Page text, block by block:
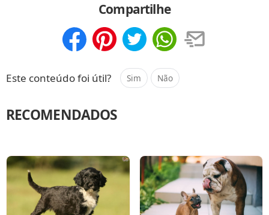
Compartilhe
Este conteúdo foi útil? Sim Não
RECOMENDADOS